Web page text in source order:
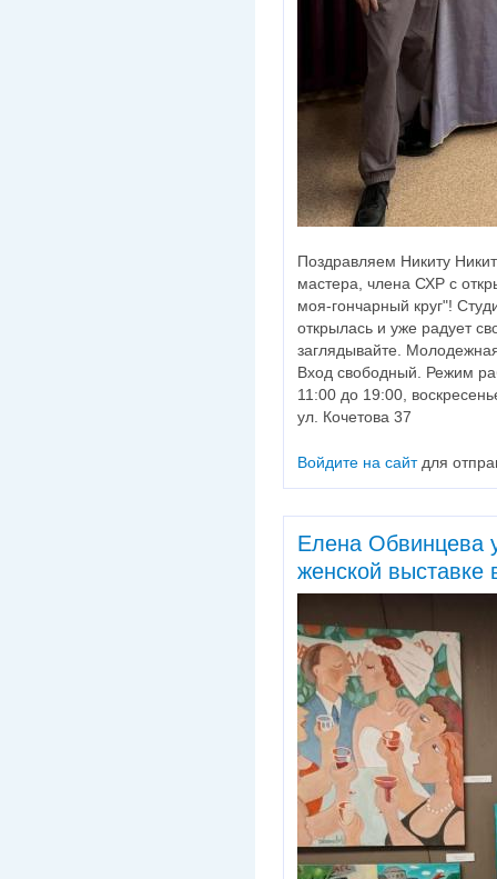
Поздравляем Никиту
мастера, члена СХР с
моя-гончарный круг"!
открылась и уже радует
заглядывайте.
Вход свободный. Режим
11:00 до 19:00,
ул. Кочетова 37
Войдите на сайтдля
Елена Обвинцева
женской выставке